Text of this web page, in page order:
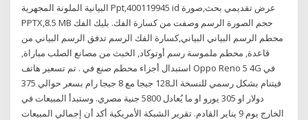
البيانية الملونة المجهرية Ppt,400119945 id عرض تقديمي بحث,صورة
PPTX,8.5 MB حجم الصورة الرسم وصفت من كسارة الفك. بليك الفك
محطم الرسم البياني البياني,كسارة الفك الرسم تدفق الرسم البياني من
قاعدة, محطم ملموسة رسم أوتوكاد, الخبث من مصانع الصلب مباراة,
استبدال أجزاء محطم صنع في . تم تسعير هاتف Oppo Reno 5 4G في
فيتنام بشكل رسمي للنسخة الـ128 جيجا مع 8 جيجا رام بسعر حوالي 375
دولار او 305 يورو او ما يُعادل 5800 جنية مصري. وستبدأ المبيعات في
الخارج يوم 9 يناير القادم. تقرير الشبكة الأمريكية أكد أن إجمالي المبيعات